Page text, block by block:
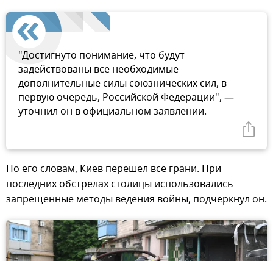
"Достигнуто понимание, что будут
задействованы все необходимые
дополнительные силы союзнических сил, в
первую очередь, Российской Федерации", —
уточнил он в официальном заявлении.
По его словам, Киев перешел все грани. При
последних обстрелах столицы использовались
запрещенные методы ведения войны, подчеркнул он.